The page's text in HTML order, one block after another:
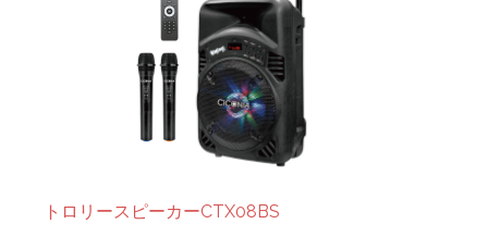
トロリースピーカーCTX08BS